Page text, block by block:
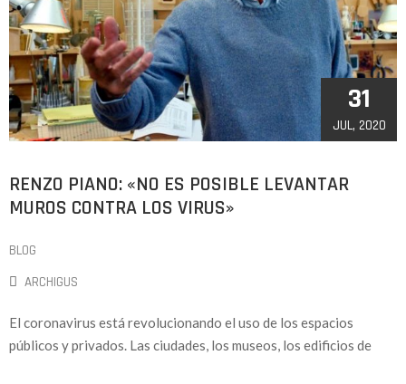
31
JUL, 2020
RENZO PIANO: «NO ES POSIBLE LEVANTAR
MUROS CONTRA LOS VIRUS»
BLOG
ARCHIGUS
El coronavirus está revolucionando el uso de los espacios
públicos y privados. Las ciudades, los museos, los edificios de